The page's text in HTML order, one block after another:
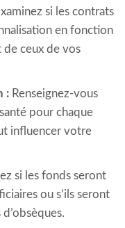
si les contrats
en fonction
de ceux de vos
: Renseignez-vous
pour chaque
influencer votre
si les fonds seront
ou s’ils seront